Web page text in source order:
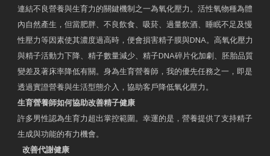
連結不良營養與生育力的關鍵機制之一為氧化壓力。活性氧物種為體
內自然產生，但當肥胖、不良飲食、吸菸、過量飲酒、睡眠不足及慢
性壓力等因素使其濃度過高時，便會損害精子膜與DNA。高氧化壓力
與精子活動力下降、精子數量減少、精子DNA碎片化加劇、胚胎品質
變差及著床率降低有關。身為生育營養師，我的優先任務之一，即是
透過實證營養與生活型態介入，協助客戶降低氧化壓力。
生育營養師如何協助改善精子健康
許多男性認為生育力超出掌控範圍。幸運的是，營養提供了支持精子
生成與功能的有力機會。
改善代謝健康